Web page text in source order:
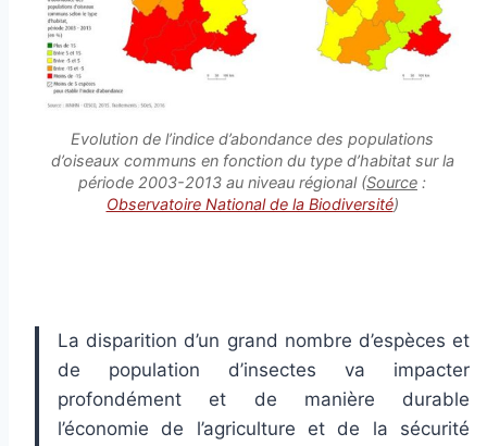
Evolution de l’indice d’abondance des populations
d’oiseaux communs en fonction du type d’habitat sur la
période 2003-2013 au niveau régional (Source :
Observatoire National de la Biodiversité)
La disparition d’un grand nombre d’espèces et
de population d’insectes va impacter
profondément et de manière durable
l’économie de l’agriculture et de la sécurité